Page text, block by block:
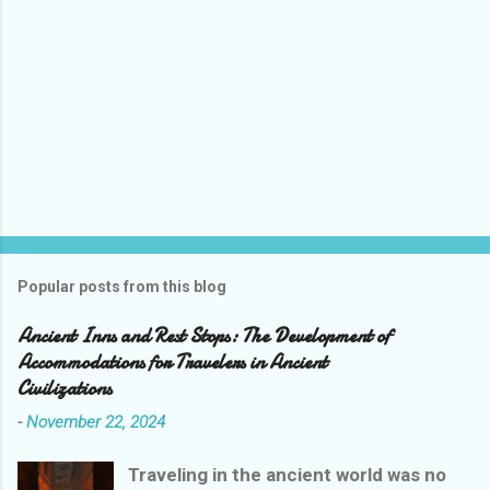
Popular posts from this blog
Ancient Inns and Rest Stops: The Development of
Accommodations for Travelers in Ancient
Civilizations
-November 22, 2024
Traveling in the ancient world was no